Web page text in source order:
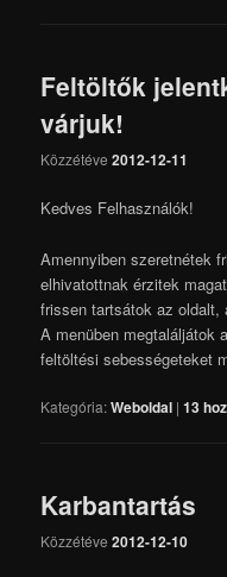
Feltöltők
várjuk!
Közzétéve2012-12-11
Kedves Felhasználók!
Amennyiben szeretnétek
elhivatottnak érzitek
frissen tartsátok az oldalt,
A menüben megtaláljátok
feltöltési sebességeteket
Kategória:Weboldal |13
Karbantartás
Közzétéve2012-12-10